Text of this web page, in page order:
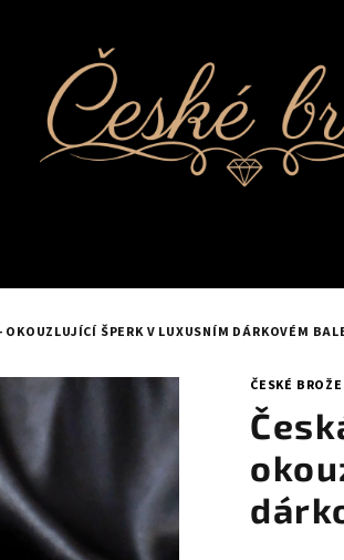
ŠPERK V LUXUSNÍM DÁRKOVÉM
ČESKÉ BROŽE